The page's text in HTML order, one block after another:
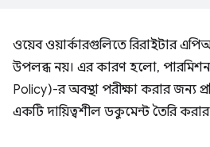
ওয়েব ওয়ার্কারগুলিতে রিরাইটার
উপলব্ধ নয়। এর কারণ হলো,
Policy)-র অবস্থা পরীক্ষা করার জন্য
একটি দায়িত্বশীল ডকুমেন্ট তৈরি